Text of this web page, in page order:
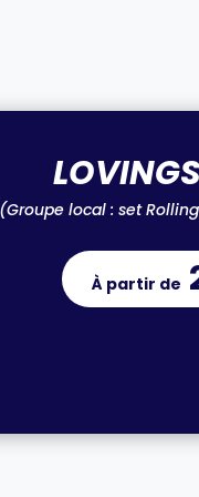
(Groupe local : set
À partir de